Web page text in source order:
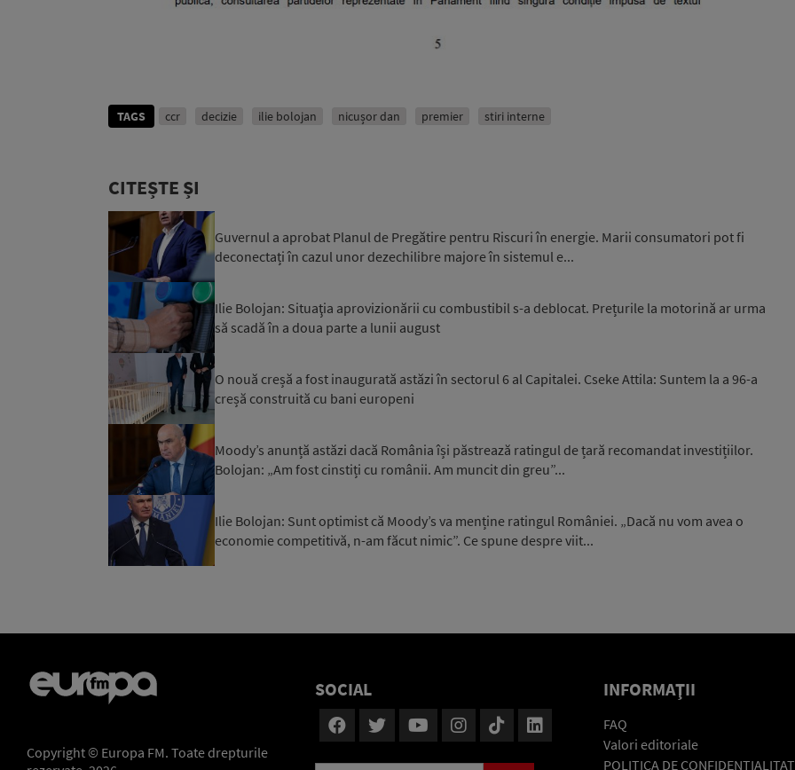
TAGS ccr decizie ilie bolojan nicușor dan premier stiri interne
CITEȘTE ȘI
Guvernul a aprobat Planul de Pregătire pentru Riscuri în energie. Marii consumatori pot fi
deconectați în cazul unor dezechilibre majore în sistemul e...
Ilie Bolojan: Situaţia aprovizionării cu combustibil s-a deblocat. Prețurile la motorină ar urma
să scadă în a doua parte a lunii august
O nouă creșă a fost inaugurată astăzi în sectorul 6 al Capitalei. Cseke Attila: Suntem la a 96-a
creșă construită cu bani europeni
Moody’s anunță astăzi dacă România își păstrează ratingul de țară recomandat investițiilor.
Bolojan: „Am fost cinstiți cu românii. Am muncit din greu”...
Ilie Bolojan: Sunt optimist că Moody’s va menține ratingul României. „Dacă nu vom avea o
economie competitivă, n-am făcut nimic”. Ce spune despre viit...
Copyright © Europa FM. Toate drepturile
SOCIAL INFORMAŢII
FAQ
Valori editoriale
POLITICA DE